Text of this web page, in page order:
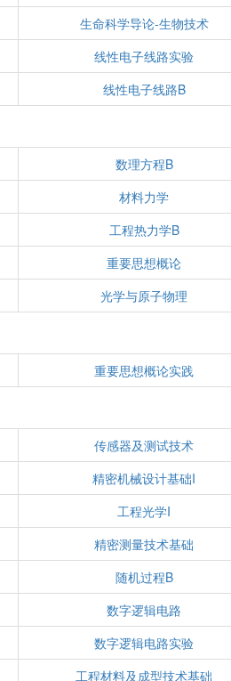
生命科学导论-生物技术
线性电子线路实验
线性电子线路B
数理方程B
材料力学
工程热力学B
重要思想概论
光学与原子物理
重要思想概论实践
传感器及测试技术
精密机械设计基础I
工程光学I
精密测量技术基础
随机过程B
数字逻辑电路
数字逻辑电路实验
工程材料及成型技术基础